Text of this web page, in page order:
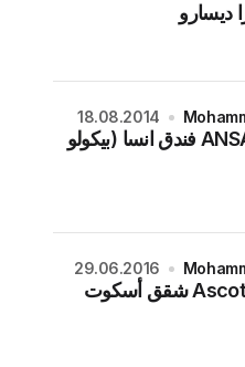
ANSA Kuala Lumpur فندق انسا (بيكولو
18.08.2014
Ascott Kuala Lumpur شقق أسكوت
29.06.2016